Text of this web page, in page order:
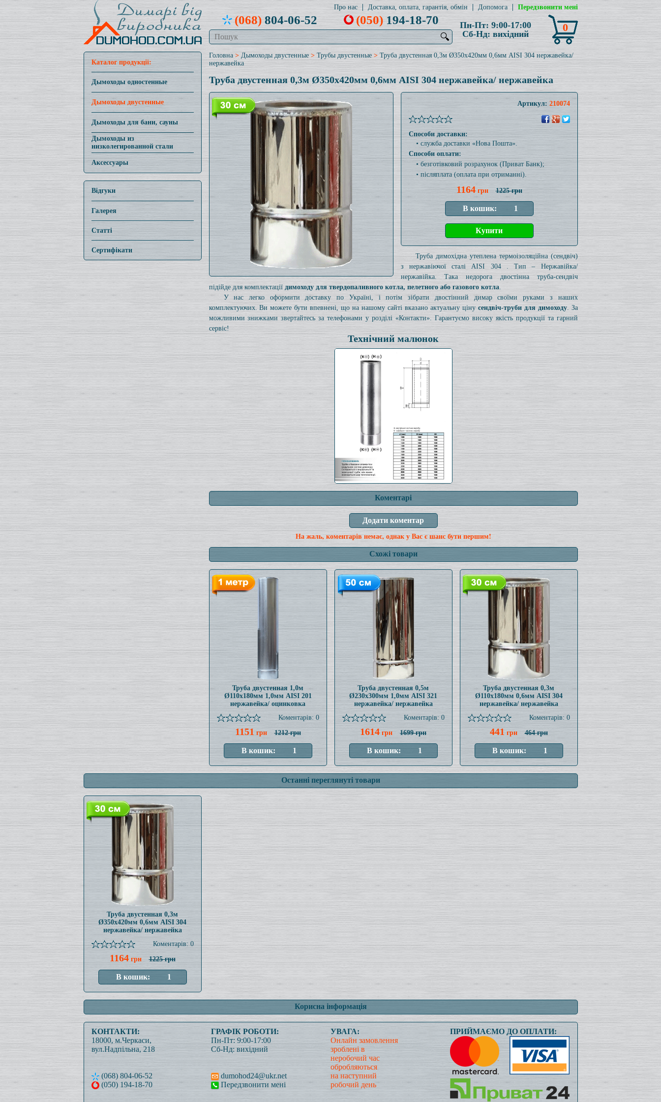
Про нас Доставка, оплата, гарантія, обмін Допомога Передзвонити мені
(068)804-06-52 (050)194-18-70
🔍
Пн-Пт: 9:00-17:00
Сб-Нд: вихідний
0
Каталог продукції:
Дымоходы одностенные
Дымоходы двустенные
Дымоходы для бани, сауны
Дымоходы из
низколегированной стали
Аксессуары
Відгуки
Галерея
Статті
Сертифікати
Головна> Дымоходы двустенные>Трубы двустенные> Труба двустенная 0,3м Ø350x420мм 0,6мм AISI 304 нержавейка/
нержавейка
Труба двустенная 0,3м Ø350x420мм 0,6мм AISI 304 нержавейка/ нержавейка
Артикул:210074
Способи доставки:
• служба доставки «Нова Пошта».
Способи оплати:
• безготівковий розрахунок (Приват Банк);
• післяплата (оплата при отриманні).
1164грн 1225 грн
Труба димохідна утеплена термоізоляційна (сендвіч)
з нержавіючої сталі AISI 304 . Тип – Нержавійка/
нержавійка. Така недорога двостінна труба-сендвіч
підійде для комплектації димоходу для твердопаливного котла, пелетного або газового котла.
У нас легко оформити доставку по Україні, і потім зібрати двостінний димар своїми руками з наших
комплектуючих. Ви можете бути впевнені, що на нашому сайті вказано актуальну цінусендвіч-труби для димоходу. За
можливими знижками звертайтесь за телефонами у розділі «Контакти». Гарантуємо високу якість продукції та гарний
сервіс!
Технічний малюнок
Коментарі
На жаль, коментарів немає, однак у Вас є шанс бути першим!
Схожі товари
Труба двустенная 1,0м
Ø110x180мм 1,0мм AISI 201
нержавейка/ оцинковка
Коментарів: 0
1151грн 1212 грн
Труба двустенная 0,5м
Ø230x300мм 1,0мм AISI 321
нержавейка/ нержавейка
Коментарів: 0
1614 грн 1699 грн
Труба двустенная 0,3м
Ø110x180мм 0,6мм AISI 304
нержавейка/ нержавейка
Коментарів: 0
441 грн 464 грн
Останні переглянуті товари
Труба двустенная 0,3м
Ø350x420мм 0,6мм AISI 304
нержавейка/ нержавейка
Коментарів: 0
1164грн 1225 грн
Корисна інформація
КОНТАКТИ:
18000, м.Черкаси,
вул.Надпільна, 218
(068) 804-06-52
(050) 194-18-70
ГРАФІК РОБОТИ:
Пн-Пт: 9:00-17:00
Сб-Нд: вихідний
dumohod24@ukr.net
Передзвонити мені
УВАГА:
Онлайн замовлення
зроблені в
неробочий час
обробляються
на наступний
робочий день
ПРИЙМАЄМО ДО ОПЛАТИ: